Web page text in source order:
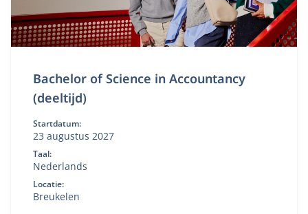
Bachelor of Science in Accountancy
(deeltijd)
Startdatum:
23 augustus 2027
Taal:
Nederlands
Locatie:
Breukelen